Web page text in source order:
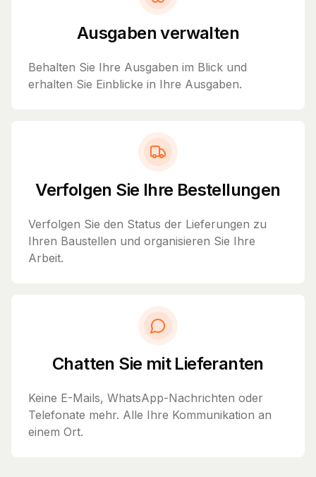
Ausgaben verwalten
Behalten Sie Ihre Ausgaben im Blick und
erhalten Sie Einblicke in Ihre Ausgaben.
Verfolgen Sie Ihre Bestellungen
Verfolgen Sie den Status der Lieferungen zu
Ihren Baustellen und organisieren Sie Ihre
Arbeit.
Chatten Sie mit Lieferanten
Keine E-Mails, WhatsApp-Nachrichten oder
Telefonate mehr. Alle Ihre Kommunikation an
einem Ort.